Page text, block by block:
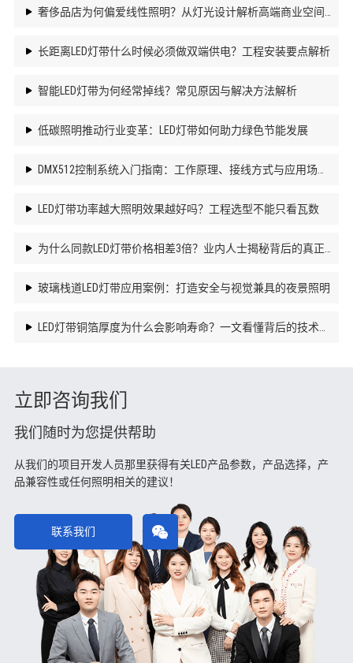
长距离LED灯带什么时候必须做双端供电？工程安装要点解析
智能LED灯带为何经常掉线？常见原因与解决方法解析
低碳照明推动行业变革：LED灯带如何助力绿色节能发展
DMX512控制系统入门指南：工作原理、接线方式与应用场景解析
LED灯带功率越大照明效果越好吗？工程选型不能只看瓦数
玻璃栈道LED灯带应用案例：打造安全与视觉兼具的夜景照明
立即咨询我们
我们随时为您提供帮助
从我们的项目开发人员那里获得有关LED产品参数，产品选择，产
品兼容性或任何照明相关的建议！
联系我们